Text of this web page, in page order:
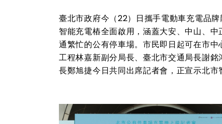
臺北市政府今（22）日攜手電動車充電品
智能充電樁全面啟用，涵蓋大安、中山、
通繁忙的公有停車場。市民即日起可在市
工程林嘉新副分局長、臺北市交通局長謝
長鄭旭捷今日共同出席記者會，正宣示北